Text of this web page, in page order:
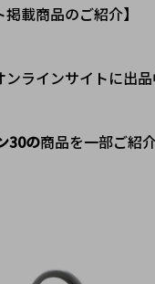
載商品のご紹介】
ンラインサイトに出
30の商品を一部ご紹